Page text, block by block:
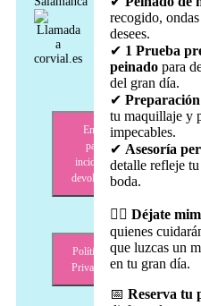
recogido,
desees.
✔ 1 Prueba
peinadopara
del gran día.
✔ Preparación
tu maquillaje y
impecables.
✔ Asesoría
detalle refleje
boda.
💆‍♀️ Déjate
quienes
que luzcas un
en tu gran día.
📅 Reserva tu
Envíos,
pagos,
incidencias,
devoluciones
Política de
Privacidad